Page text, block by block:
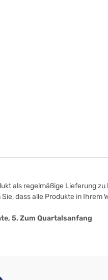
als regelmäßige Lieferung zu
dass alle Produkte in Ihrem
5. Zum Quartalsanfang